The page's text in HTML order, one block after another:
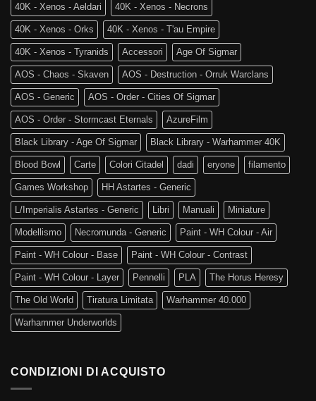
40K - Xenos - Aeldari 40K - Xenos - Necrons
40K - Xenos - Orks 40K - Xenos - T'au Empire
40K - Xenos - Tyranids Accessori Age Of Sigmar
AOS - Chaos - Skaven AOS - Destruction - Orruk Warclans
AOS - Generic AOS - Order - Cities Of Sigmar
AOS - Order - Stormcast Eternals AzureFilm
Black Library - Age Of Sigmar Black Library - Warhammer 40K
Blood Bowl Carte Colori Citadel dadi eryone filamento
Games Workshop HH Astartes - Generic
L/Imperialis Astartes - Generic Libri Manuali Miniature
Modellismo Necromunda - Generic Paint - WH Colour - Air
Paint - WH Colour - Base Paint - WH Colour - Contrast
Paint - WH Colour - Layer Pennelli PLA The Horus Heresy
The Old World Tiratura Limitata Warhammer 40.000
Warhammer Underworlds
CONDIZIONI DI ACQUISTO